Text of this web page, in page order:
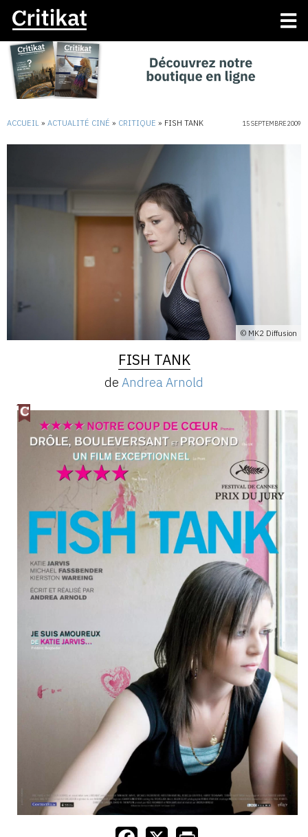
ACCUEIL » ACTUALITÉ CINÉ » CRITIQUE » FISH TANK 15 SEPTEMBRE 2009
© MK2 Diffusion
FISH TANK
de Andrea Arnold